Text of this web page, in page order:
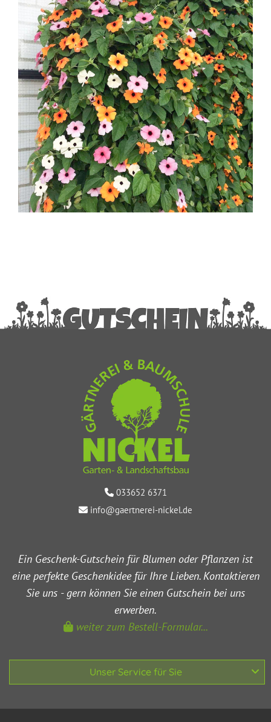
 033652 6371
 info@gaertnerei-nickel.de
Ein Geschenk-Gutschein für Blumen oder Pflanzen ist
eine perfekte Geschenkidee für Ihre Lieben. Kontaktieren
Sie uns - gern können Sie einen Gutschein bei uns
erwerben.
weiter zum Bestell-Formular...
Unser Service für Sie